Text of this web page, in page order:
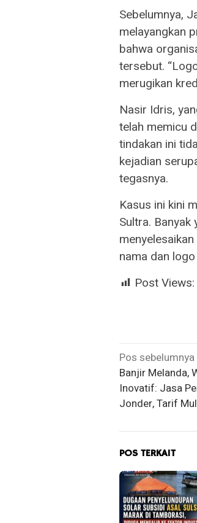
Sebelumnya,
melayangkan
bahwa
tersebut.
merugikan
Nasir Idris,
telah memicu
tindakan ini
kejadian
tegasnya.
Kasus ini kini
Sultra.
nama dan
Post Views:
Navigasi
pos
Pos sebelumnya
Banjir Melanda,
Inovatif: Jasa
Jonder, Tarif
POS TERKAIT